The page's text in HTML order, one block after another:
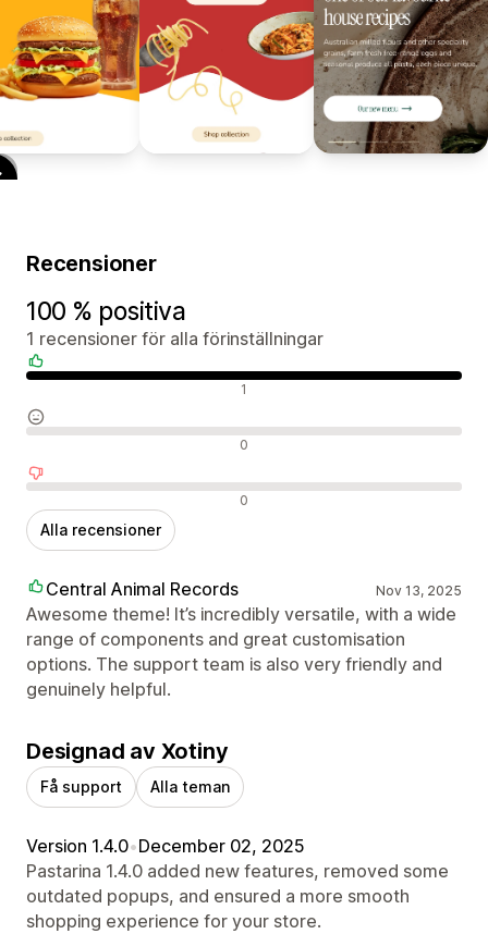
Recensioner
100 % positiva
1 recensioner för alla förinställningar
1
0
0
Alla recensioner
Central Animal Records Nov 13, 2025
Awesome theme! It’s incredibly versatile, with a wide
range of components and great customisation
options. The support team is also very friendly and
genuinely helpful.
Designad av Xotiny
Få support Alla teman
Version 1.4.0•December 02, 2025
Pastarina 1.4.0 added new features, removed some
outdated popups, and ensured a more smooth
shopping experience for your store.